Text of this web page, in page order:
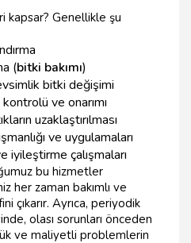
kapsar? Genellikle şu
(bitki bakımı)
bitki değişimi
ve onarımı
uzaklaştırılması
ve uygulamaları
iyileştirme çalışmaları
bu hizmetler
her zaman bakımlı ve
çıkarır. Ayrıca, periyodik
olası sorunları önceden
ve maliyetli problemlerin